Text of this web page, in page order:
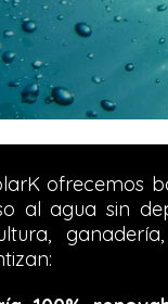
ofrecemos
al agua sin